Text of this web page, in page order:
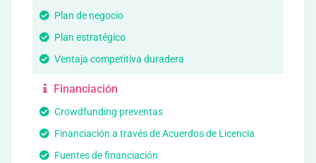
Plan de negocio
Plan estratégico
Ventaja competitiva duradera
Financiación
Crowdfunding preventas
Financiación a través de Acuerdos de Licencia
Fuentes de financiación